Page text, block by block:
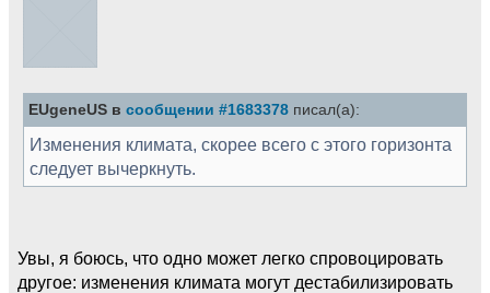
EUgeneUS в сообщении #1683378 писал(а):
Изменения климата, скорее всего с этого горизонта
следует вычеркнуть.
Увы, я боюсь, что одно может легко спровоцировать
другое: изменения климата могут дестабилизировать